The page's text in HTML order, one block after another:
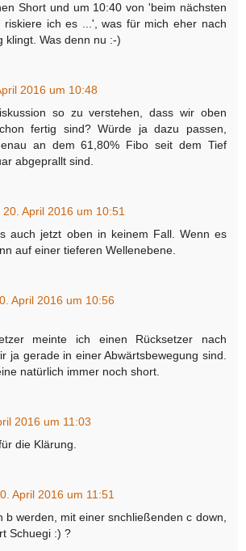
Short und um 10:40 von 'beim nächsten
riskiere ich es ...', was für mich eher nach
klingt. Was denn nu :-)
2016 um 10:48
so zu verstehen, dass wir oben
fertig sind? Würde ja dazu passen,
an dem 61,80% Fibo seit dem Tief
abgeprallt sind.
20. April 2016 um 10:51
auch jetzt oben in keinem Fall. Wenn es
auf einer tieferen Wellenebene.
April 2016 um 10:56
meinte ich einen Rücksetzer nach
ja gerade in einer Abwärtsbewegung sind.
natürlich immer noch short.
2016 um 11:03
die Klärung.
April 2016 um 11:51
b werden, mit einer snchließenden c down,
Schuegi :) ?